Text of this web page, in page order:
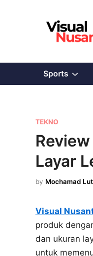
Sports
P
o
s
n
TEKNO
Layar
by Mochamad
Visual
produk
dan ukuran
untuk